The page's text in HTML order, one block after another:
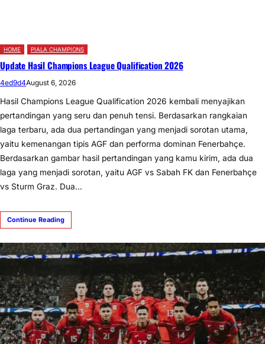
HOME PIALA CHAMPIONS
Update Hasil Champions League Qualification 2026
4ed9d4August 6, 2026
Hasil Champions League Qualification 2026 kembali menyajikan
pertandingan yang seru dan penuh tensi. Berdasarkan rangkaian
laga terbaru, ada dua pertandingan yang menjadi sorotan utama,
yaitu kemenangan tipis AGF dan performa dominan Fenerbahçe.
Berdasarkan gambar hasil pertandingan yang kamu kirim, ada dua
laga yang menjadi sorotan, yaitu AGF vs Sabah FK dan Fenerbahçe
vs Sturm Graz. Dua…
Continue Reading